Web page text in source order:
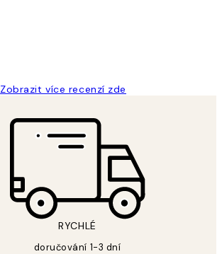
Zobrazit více recenzí zde
RYCHLÉ
doručování 1-3 dní